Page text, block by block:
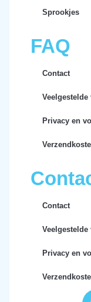
Sprookjes
FAQ
Contact
Veelgestelde
Privacy en
Contact
Veelgestelde
Privacy en